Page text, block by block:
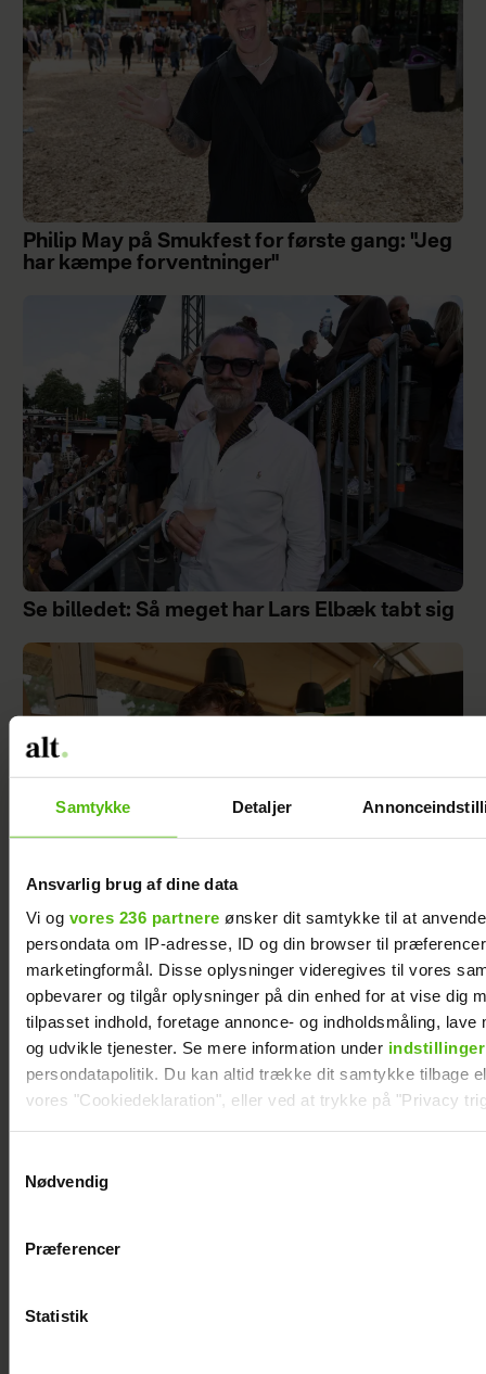
Samtykke Detaljer
Ansvarlig brug af dine data
Vi og vores 236 partnere ønsker dit samtykke til at
persondata om IP-adresse, ID og din browser til
marketingformål. Disse oplysninger videregives til vores
opbevarer og tilgår oplysninger på din enhed for at vise dig
tilpasset indhold, foretage annonce- og indholdsmåling, lave
og udvikle tjenester. Se mere information under indstillinger
persondatapolitik. Du kan altid trække dit samtykke tilbage
vores "Cookiedeklaration", eller ved at trykke på "Privacy
Vi anvender egne cookies og cookies fra tredjeparter til at
generere statistik og huske dine præferencer samt til brug
Nødvendig
Præferencer
Statistik
Philip May på Smukfest for første gang: "Jeg
har kæmpe forventninger"
Se billedet: Så meget har Lars Elbæk tabt sig
Mie og Anders nyder hinanden på Smukfest:
Forløseligt og skønt
Se videoen: Jesper Buch som DJ på